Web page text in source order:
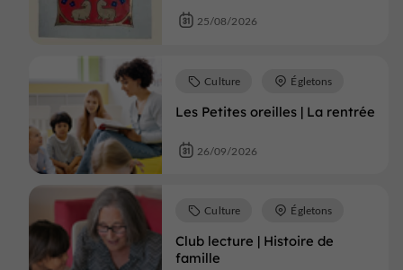
25/08/2026
Les Petites oreilles | La rentrée
Culture Égletons
26/09/2026
Club lecture | Histoire de
famille
Culture Égletons